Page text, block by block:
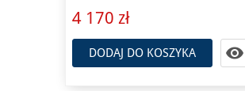
4 170 zł
DODAJ DO KOSZYKA 